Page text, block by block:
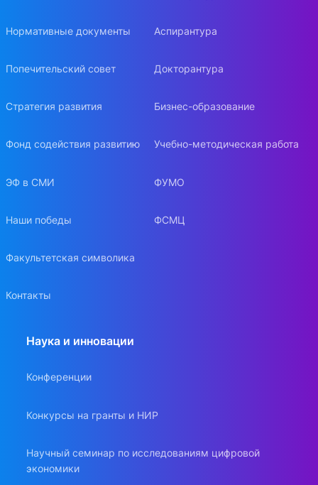
Нормативные документы
Попечительский совет
Стратегия развития
Фонд содействия развитию
ЭФ в СМИ
Наши победы
Факультетская символика
Контакты
Аспирантура
Докторантура
Бизнес-образование
Учебно-методическая работа
ФУМО
ФСМЦ
Наука и инновации
Конференции
Конкурсы на гранты и НИР
Научный семинар по исследованиям цифровой
экономики